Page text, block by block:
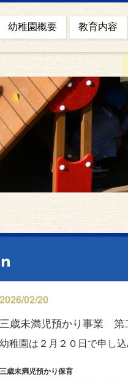
幼稚園概要 教育内容
2026/02/20
三歳未満児預かり事業 第
幼稚園は２月２０日で申し込
三歳未満児預かり保育